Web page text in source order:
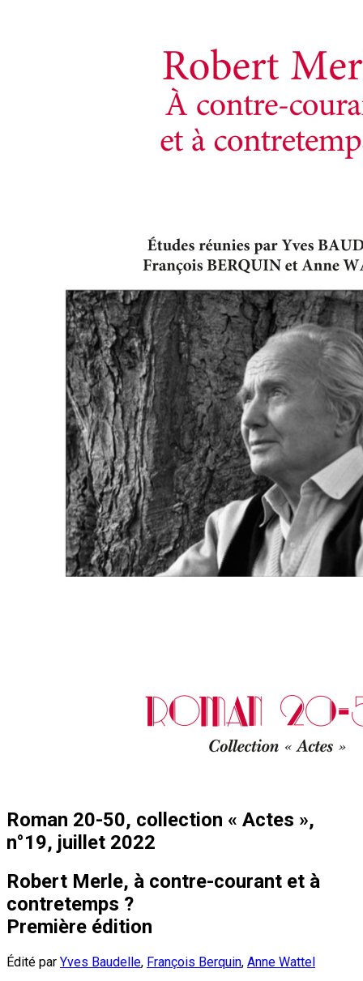
Roman 20-50, collection « Actes »,
n°19, juillet 2022
Robert Merle, à contre-courant et à
contretemps ?
Première édition
Édité par Yves Baudelle, François Berquin, Anne Wattel